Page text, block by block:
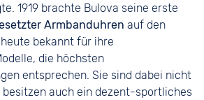
1919 brachte Bulova seine erste
Armbanduhren auf den
bekannt für ihre
die höchsten
entsprechen. Sie sind dabei nicht
besitzen auch ein dezent-sportliches